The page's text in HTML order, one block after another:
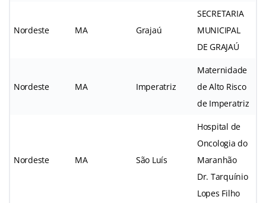
Nordeste MA Grajaú
SECRETARIA
MUNICIPAL
DE GRAJAÚ
Nordeste MA Imperatriz
Maternidade
de Alto Risco
de Imperatriz
Nordeste MA São Luís
Hospital de
Oncologia do
Maranhão
Dr. Tarquínio
Lopes Filho